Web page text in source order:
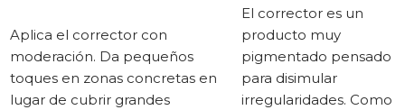
Aplica el corrector con
moderación. Da pequeños
toques en zonas concretas en
lugar de cubrir grandes
El corrector es un
producto muy
pigmentado pensado
para disimular
irregularidades. Como